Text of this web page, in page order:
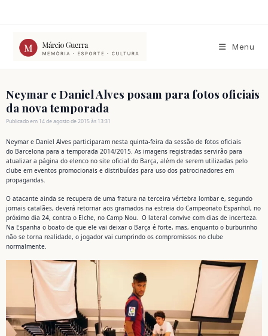
conteúdo
Menu
Neymar e Daniel Alves posam para fotos oficiais
da nova temporada
Publicado em 14 de agosto de 2015 às 13:31
Neymar e Daniel Alves participaram nesta quinta-feira da sessão de fotos oficiais
do Barcelona para a temporada 2014/2015. As imagens registradas servirão para
atualizar a página do elenco no site oficial do Barça, além de serem utilizadas pelo
clube em eventos promocionais e distribuídas para uso dos patrocinadores em
propagandas.
O atacante ainda se recupera de uma fratura na terceira vértebra lombar e, segundo
jornais catalães, deverá retornar aos gramados na estreia do Campeonato Espanhol, no
próximo dia 24, contra o Elche, no Camp Nou. O lateral convive com dias de incerteza.
Na Espanha o boato de que ele vai deixar o Barça é forte, mas, enquanto o burburinho
não se torna realidade, o jogador vai cumprindo os compromissos no clube
normalmente.